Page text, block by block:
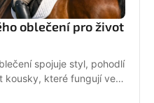
oblečení pro život
spojuje styl, pohodlí
kousky, které fungují ve